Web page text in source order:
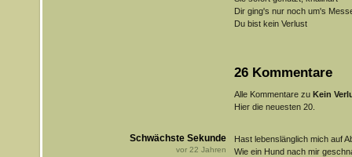
Dir ging's nur noch um's
Du bist kein Verlust
26 Kommentare
Alle Kommentare zu Kein
Hier die neuesten 20.
Schwächste Sekunde
vor 22 Jahren
Hast lebenslänglich mich auf
Wie ein Hund nach mir